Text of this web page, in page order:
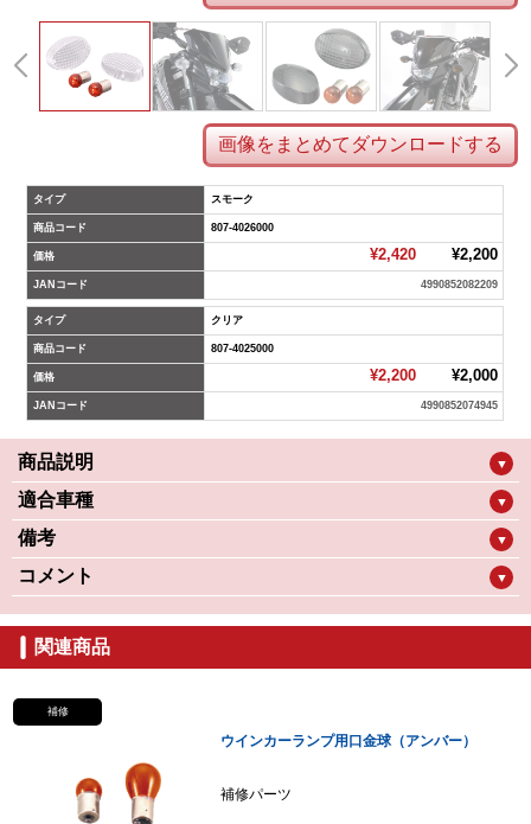
画像をまとめてダウンロードする
タイプ スモーク
商品コード 807-4026000
価格 ¥2,420¥2,200
JANコード 4990852082209
タイプ クリア
商品コード 807-4025000
価格 ¥2,200¥2,000
JANコード 4990852074945
商品説明 ▼
適合車種 ▼
備考 ▼
コメント ▼
関連商品
補修
ウインカーランプ用口金球（アンバー）
補修パーツ